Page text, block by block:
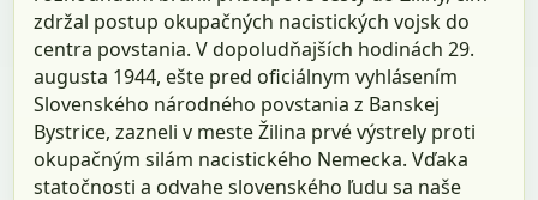
zdržal postup okupačných nacistických vojsk do
centra povstania. V dopoludňajších hodinách 29.
augusta 1944, ešte pred oficiálnym vyhlásením
Slovenského národného povstania z Banskej
Bystrice, zazneli v meste Žilina prvé výstrely proti
okupačným silám nacistického Nemecka. Vďaka
statočnosti a odvahe slovenského ľudu sa naše